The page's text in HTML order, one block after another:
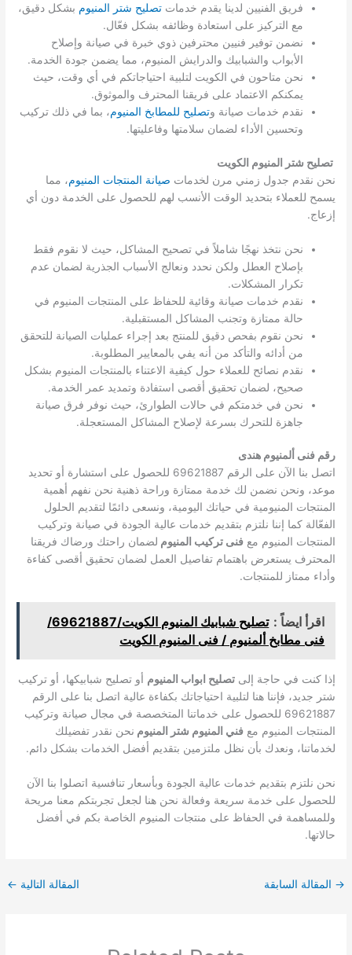
فريق الفنيين لدينا يقدم خدماتتصليح شتر المنيوم بشكل دقيق،
مع التركيز على استعادة وظائفه بشكل فعّال.
نضمن توفير فنيين محترفين ذوي خبرة في صيانة وإصلاح
الأبواب والشبابيك والدرايش المنيوم، مما يضمن جودة الخدمة.
نحن متاحون في الكويت لتلبية احتياجاتكم في أي وقت، حيث
يمكنكم الاعتماد على فريقنا المحترف والموثوق.
نقدم خدمات صيانة وتصليح للمطابخ المنيوم، بما في ذلك تركيب
وتحسين الأداء لضمان سلامتها وفاعليتها.
تصليح شتر المنيوم الكويت
نحن نقدم جدول زمني مرن لخدمات صيانة المنتجات المنيوم، مما
يسمح للعملاء بتحديد الوقت الأنسب لهم للحصول على الخدمة دون أي
إزعاج.
نحن نتخذ نهجًا شاملاً في تصحيح المشاكل، حيث لا نقوم فقط
بإصلاح العطل ولكن نحدد ونعالج الأسباب الجذرية لضمان عدم
تكرار المشكلات.
نقدم خدمات صيانة وقائية للحفاظ على المنتجات المنيوم في
حالة ممتازة وتجنب المشاكل المستقبلية.
نحن نقوم بفحص دقيق للمنتج بعد إجراء عمليات الصيانة للتحقق
من أدائه والتأكد من أنه يفي بالمعايير المطلوبة.
نقدم نصائح للعملاء حول كيفية الاعتناء بالمنتجات المنيوم بشكل
صحيح، لضمان تحقيق أقصى استفادة وتمديد عمر الخدمة.
نحن في خدمتكم في حالات الطوارئ، حيث نوفر فرق صيانة
جاهزة للتحرك بسرعة لإصلاح المشاكل المستعجلة.
رقم فنى ألمنيوم هندى
اتصل بنا الآن على الرقم 69621887 للحصول على استشارة أو تحديد
موعد، ونحن نضمن لك خدمة ممتازة وراحة ذهنية نحن نفهم أهمية
المنتجات المنيومية في حياتك اليومية، ونسعى دائمًا لتقديم الحلول
الفعّالة كما إننا نلتزم بتقديم خدمات عالية الجودة في صيانة وتركيب
المنتجات المنيوم معفنى تركيب المنيوم لضمان راحتك ورضاك فريقنا
المحترف يستعرض باهتمام تفاصيل العمل لضمان تحقيق أقصى كفاءة
وأداء ممتاز للمنتجات.
اقرأ ايضاً :
تصليح شبابيك المنيوم الكويت/69621887/
فنى مطابخ ألمنيوم / فنى المنيوم الكويت
إذا كنت في حاجة إلىتصليح ابواب المنيوم أو تصليح شبابيكها، أو تركيب
شتر جديد، فإننا هنا لتلبية احتياجاتك بكفاءة عالية اتصل بنا على الرقم
69621887 للحصول على خدماتنا المتخصصة في مجال صيانة وتركيب
المنتجات المنيوم معفني المنيوم شتر المنيوم نحن نقدر تفضيلك
لخدماتنا، ونعدك بأن نظل ملتزمين بتقديم أفضل الخدمات بشكل دائم.
نحن نلتزم بتقديم خدمات عالية الجودة وبأسعار تنافسية اتصلوا بنا الآن
للحصول على خدمة سريعة وفعالة نحن هنا لجعل تجربتكم معنا مريحة
وللمساهمة في الحفاظ على منتجات المنيوم الخاصة بكم في أفضل
حالاتها.
→ المقالة السابقة المقالة التالية ←